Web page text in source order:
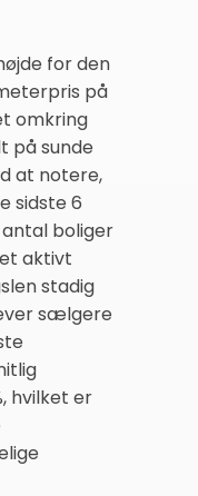
for den
på
omkring
på sunde
at notere,
sidste 6
antal boliger
aktivt
stadig
sælgere
hvilket er